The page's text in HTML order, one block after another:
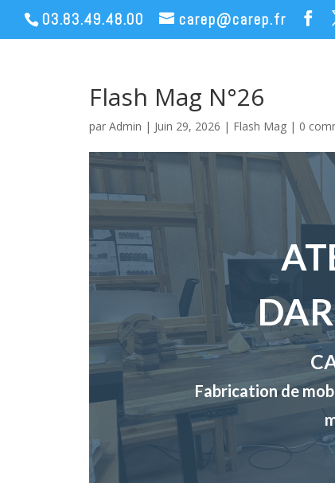
03.83.49.48.00 carep@carep.fr
Flash Mag N°26
par Admin | Juin 29, 2026 | Flash Mag| 0
Fabrication de